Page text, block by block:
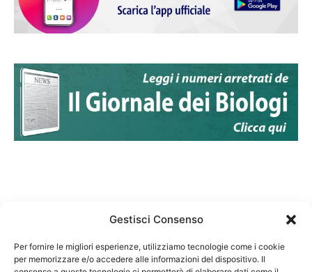
Gestisci Consenso
Per fornire le migliori esperienze, utilizziamo tecnologie come i cookie
per memorizzare e/o accedere alle informazioni del dispositivo. Il
Federazione Nazionale Degli Ordini dei Biologi: